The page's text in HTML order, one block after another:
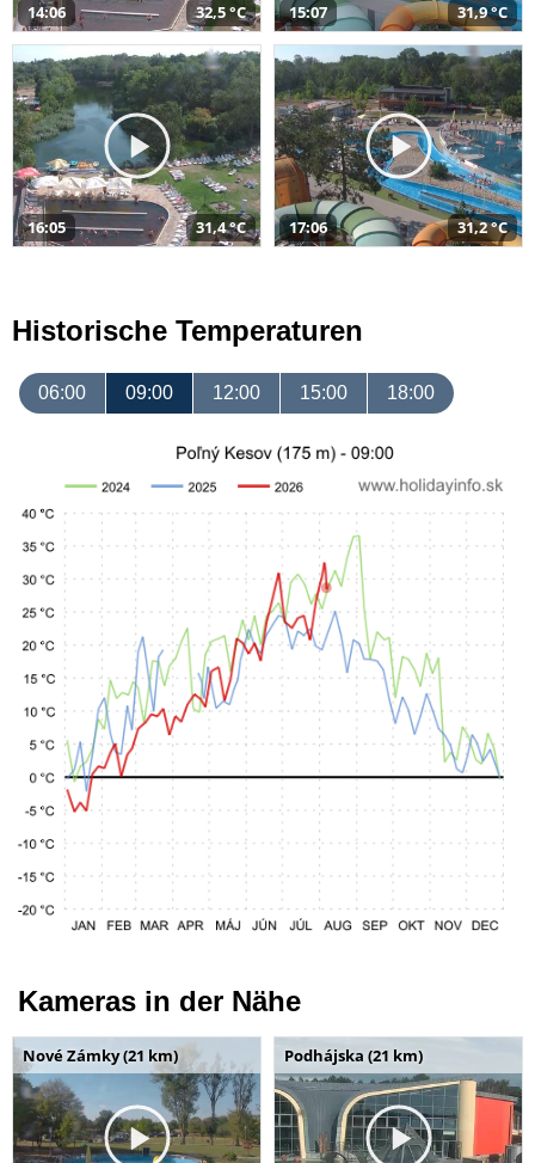
14:06 32,5 °C 15:07 31,9 °C
16:05 31,4 °C 17:06 31,2 °C
Historische Temperaturen
06:00 09:00 12:00 15:00 18:00
Kameras in der Nähe
Nové Zámky (21 km) Podhájska (21 km)